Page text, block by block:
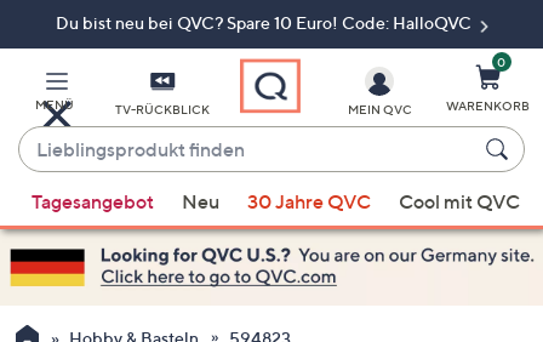
Du bist neu bei QVC? Spare 10 Euro! Code: HalloQVC
MENÜ TV-RÜCKBLICK
Lieblingsprodukt
finden
Vorschläge
verfügbar
sind,
verwenden
Sie
MEIN QVC
0
WARENKORB
Tagesangebot Neu 30 Jahre QVC Cool mit QVC
Hobby & Basteln 594823